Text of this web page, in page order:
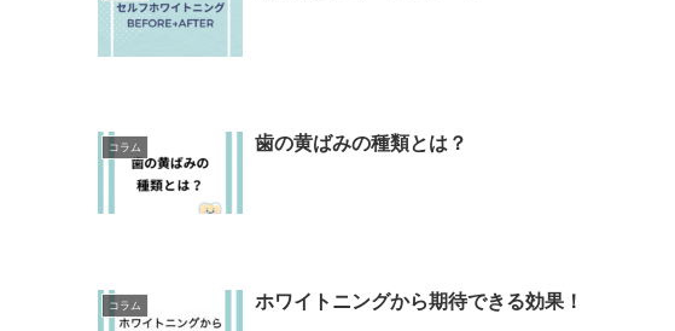
コラム 歯の黄ばみの種類とは？
コラム ホワイトニングから期待できる効果！